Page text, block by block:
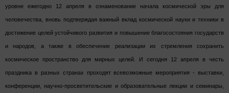
уровне ежегодно 12 апреля в ознаменование начала космической эры для
человечества, вновь подтверждая важный вклад космической науки и техники в
достижение целей устойчивого развития и повышение благосостояния государств
и народов, а также в обеспечение реализации их стремления сохранить
космическое пространство для мирных целей. И сегодня 12 апреля в честь
праздника в разных странах проходят всевозможные мероприятия - выставки,
конференции, научно-просветительские и образовательные лекции и семинары,